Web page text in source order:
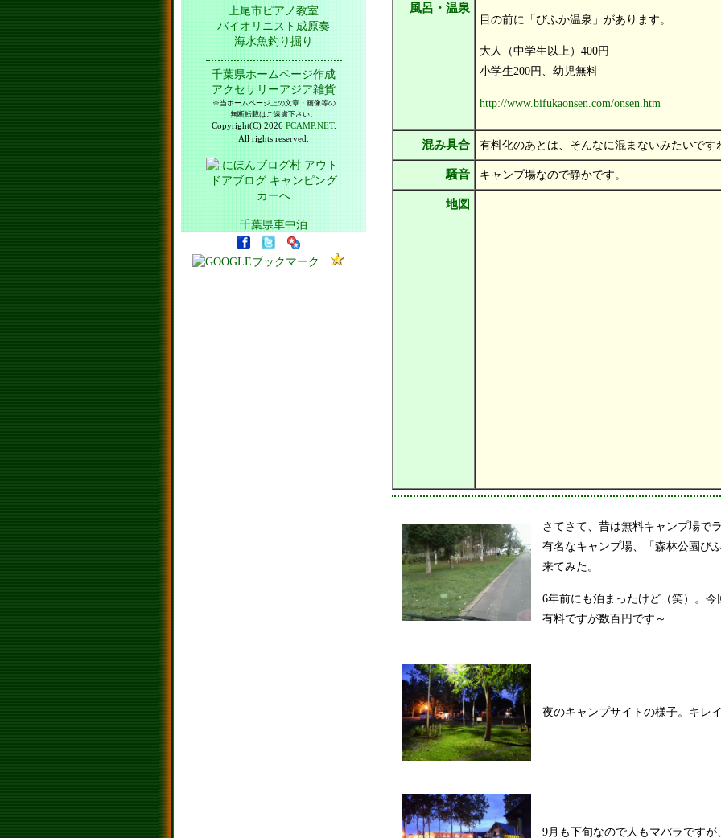
風呂・温泉
目の前に「びふか温泉」があります。
大人（中学生以上）400円
小学生200円、幼児無料
http://www.bifukaonsen.com/onsen.htm
混み具合 有料化のあとは、そんなに混まないみたいです
騒音 キャンプ場なので静かです。
地図
さてさて、昔は無料キャンプ場で
有名なキャンプ場、「森林公園び
来てみた。
6年前にも泊まったけど（笑）。
有料ですが数百円です～
夜のキャンプサイトの様子。キレ
9月も下旬なので人もマバラです
上尾市ピアノ教室
バイオリニスト成原奏
海水魚釣り掘り
千葉県ホームページ作成
アクセサリーアジア雑貨
※当ホームページ上の文章・画像等の
無断転載はご遠慮下さい。
Copyright(C) 2026 PCAMP.NET.
All rights reserved.
千葉県車中泊